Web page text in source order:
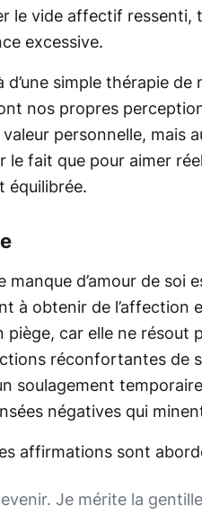
le vide affectif ressenti,
excessive.
simple thérapie de
nos propres
personnelle, mais
fait que pour aimer
équilibrée.
manque d’amour de soi
à obtenir de l’affection
car elle ne résout
réconfortantes de
soulagement
négatives qui
affirmations sont
Je mérite la